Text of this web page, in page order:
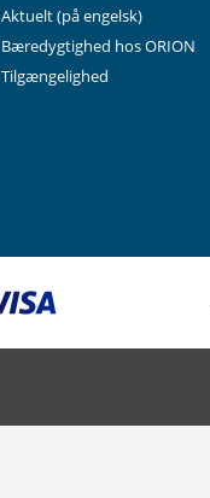
Aktuelt(på engelsk)
Bæredygtighed hos ORION
Tilgængelighed